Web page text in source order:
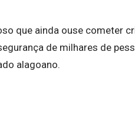
que ainda ouse cometer
de milhares de
alagoano.